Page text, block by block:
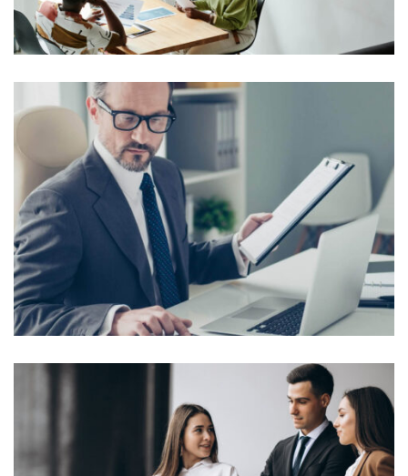
Lorem Ipsum is simply dummy text of the printing and
typesetting industry. Lorem Ipsum...
View More